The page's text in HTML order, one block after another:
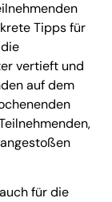
Tipps für
vertieft und
auf dem
für die